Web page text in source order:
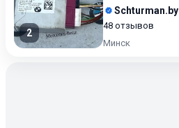
2
Schturman.by
48 отзывов
Минск